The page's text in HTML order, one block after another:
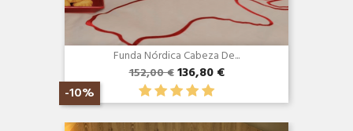
Funda Nórdica Cabeza De...
152,00 €
-10%
136,80 €
Vista rápida